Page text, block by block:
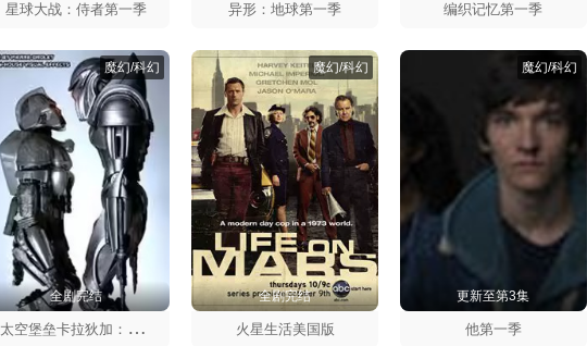
星球大战：侍者第一季 异形：地球第一季 编织记忆第一季
全剧完结
魔幻/科幻
太
空堡垒卡拉狄加：血与铬第一季
全剧完结
魔幻/科幻
火星生活美国版
更新至第3集
魔幻/科幻
他第一季